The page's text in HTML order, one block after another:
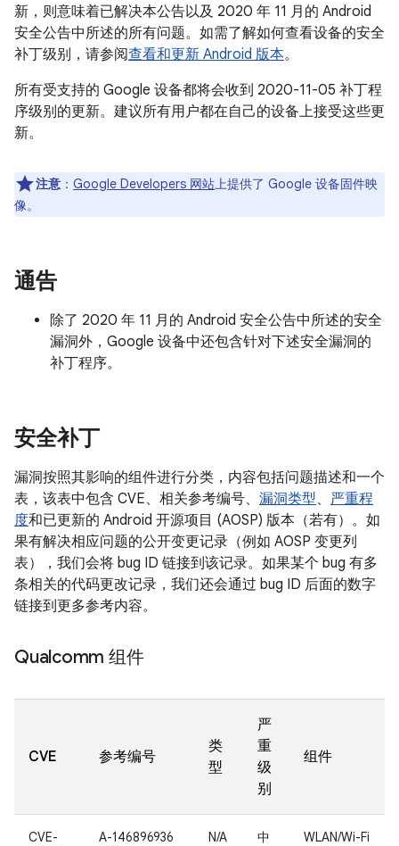
新，则意味着已解决本公告以及 2020 年 11 月的 Android
安全公告中所述的所有问题。如需了解如何查看设备的安全
补丁级别，请参阅查看和更新 Android 版本。
所有受支持的 Google 设备都将会收到 2020-11-05 补丁程
序级别的更新。建议所有用户都在自己的设备上接受这些更
新。
注意 ： Google Developers 网站上提供了 Google 设备固件映
像。
通告
除了 2020 年 11 月的 Android 安全公告中所述的安全
漏洞外，Google 设备中还包含针对下述安全漏洞的
补丁程序。
安全补丁
漏洞按照其影响的组件进行分类，内容包括问题描述和一个
表，该表中包含 CVE、相关参考编号、 漏洞类型、 严重程
度和已更新的 Android 开源项目 (AOSP) 版本（若有）。如
果有解决相应问题的公开变更记录（例如 AOSP 变更列
表），我们会将 bug ID 链接到该记录。如果某个 bug 有多
条相关的代码更改记录，我们还会通过 bug ID 后面的数字
链接到更多参考内容。
Qualcomm 组件
CVE 参考编号
类
型
严
重
级
别
组件
CVE-
A-146896936
N/A 中 WLAN/Wi-Fi